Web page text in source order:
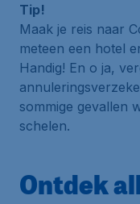
Tip!
Maak je reis naar
meteen een hotel
Handig! En o ja,
sommige gevallen
schelen.
Ontdek